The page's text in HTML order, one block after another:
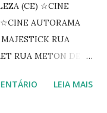
(CE) ☆CINE
☆CINE AUTORAMA
RUA
RUA METON DE
PEIXOTO 1206
LEIA MAIS